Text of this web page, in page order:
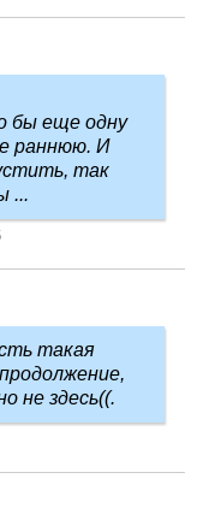
бы еще одну
раннюю. И
так
...
такая
не здесь((.